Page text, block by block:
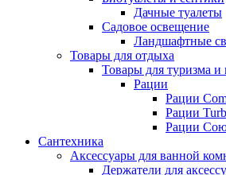
Дачные туалеты
Садовое освещение
Ландшафтные
Товары для отдыха
Товары для туризма и
Рации
Рации
Рации
Рации
Сантехника
Аксессуары для ванной
Держатели для